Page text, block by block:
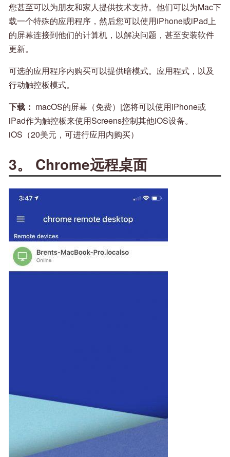
您甚至可以为朋友和家人提供技术支持。他们可以为Mac下
载一个特殊的应用程序，然后您可以使用iPhone或iPad上
的屏幕连接到他们的计算机，以解决问题，甚至安装软件
更新。
可选的应用程序内购买可以提供暗模式。应用程式，以及
行动触控板模式。
下载： macOS的屏幕（免费）|您将可以使用iPhone或
iPad作为触控板来使用Screens控制其他iOS设备。
iOS（20美元，可进行应用内购买）
3。 Chrome远程桌面